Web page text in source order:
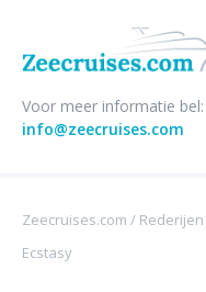
Voor meer informatie bel:
info@zeecruises.com
Zeecruises.com / Rederijen
Ecstasy